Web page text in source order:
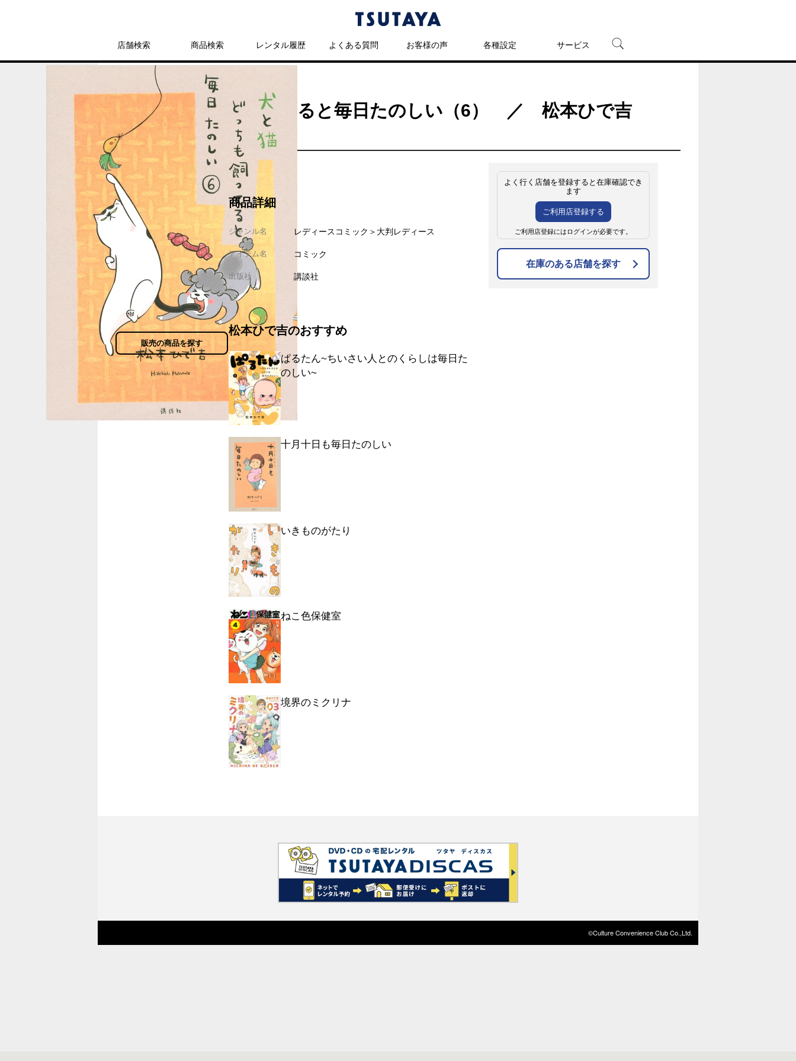
店舗検索 商品検索 レンタル履歴 よくある質問 お客様の声 各種設定 サービス
TSUTAYAプレミアムNEXT
ワイドKC
犬と猫どっちも飼ってると毎日たのしい（6） ／ 松本ひで吉
レンタル開始日：2021年5月19日
販売の商品を探す
商品詳細
ジャンル名 レディースコミック＞大判レディース
アイテム名 コミック
出版社 講談社
松本ひで吉のおすすめ
ぱるたん~ちいさい人とのくらしは毎日た
のしい~
十月十日も毎日たのしい
いきものがたり
ねこ色保健室
境界のミクリナ
よく行く店舗を登録すると在庫確認でき
ます
ご利用店登録する
ご利用店登録にはログインが必要です。
在庫のある店舗を探す
©Culture Convenience Club Co.,Ltd.